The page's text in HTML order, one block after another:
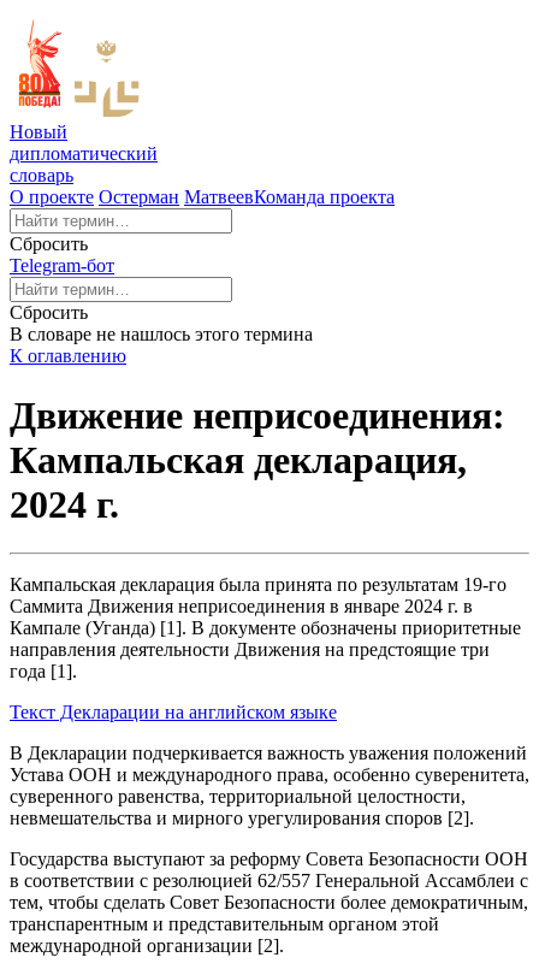
Новый
дипломатический
словарь
О проекте Остерман МатвеевКоманда проекта
Сбросить
Telegram-бот
Сбросить
В словаре не нашлось этого термина
К оглавлению
Движение неприсоединения:
Кампальская декларация,
2024 г.
Кампальская декларация была принята по результатам 19-го
Саммита Движения неприсоединения в январе 2024 г. в
Кампале (Уганда) [1]. В документе обозначены приоритетные
направления деятельности Движения на предстоящие три
года [1].
Текст Декларации на английском языке
В Декларации подчеркивается важность уважения положений
Устава ООН и международного права, особенно суверенитета,
суверенного равенства, территориальной целостности,
невмешательства и мирного урегулирования споров [2].
Государства выступают за реформу Совета Безопасности ООН
в соответствии с резолюцией 62/557 Генеральной Ассамблеи с
тем, чтобы сделать Совет Безопасности более демократичным,
транспарентным и представительным органом этой
международной организации [2].